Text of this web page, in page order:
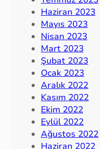
Haziran 2023
Mayıs 2023
Nisan 2023
Mart 2023
Şubat 2023
Ocak 2023
Aralık 2022
Kasım 2022
Ekim 2022
Eylül 2022
Ağustos 2022
Haziran 2022